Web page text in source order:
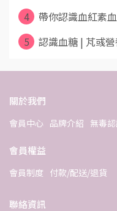
4
帶你認識血紅素
5
認識血糖 | 芃彧
關於我們
會員中心 品牌介紹 無毒
會員權益
會員制度 付款/配送/退貨
聯絡資訊